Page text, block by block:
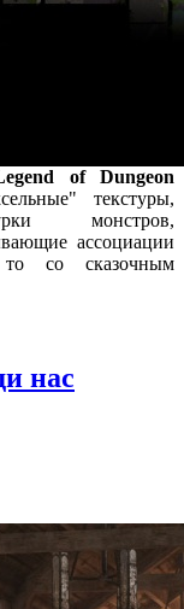
of Dungeon
текстуры,
монстров,
ассоциации
со сказочным
нас